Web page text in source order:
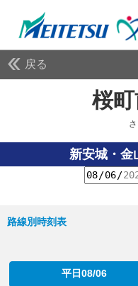
戻る
桜
新安城・金
路線別時刻表
平日08/06